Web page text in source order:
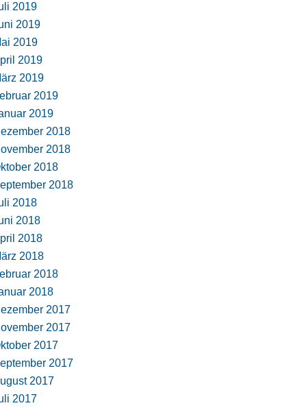
2019
2019
2019
2019
2019
2019
2019
2018
2018
2018
2018
2018
2018
2018
2018
2018
2018
2017
2017
2017
2017
2017
2017